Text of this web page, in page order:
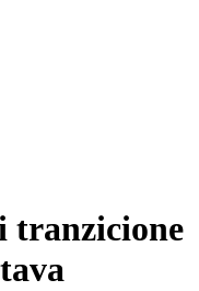
tranzicione